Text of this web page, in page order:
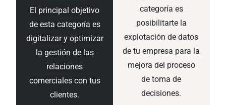
El principal objetivo
de esta categoría es
digitalizar y optimizar
la gestión de las
relaciones
comerciales con tus
clientes.
categoría es
posibilitarte la
explotación de datos
de tu empresa para la
mejora del proceso
de toma de
decisiones.